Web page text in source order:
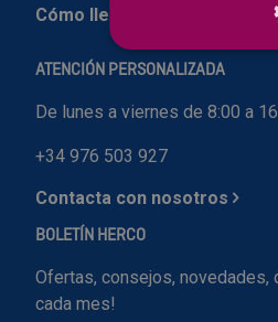
Cómo llegar
ATENCIÓN PERSONALIZADA
De lunes a viernes de 8:00 a
+34 976 503 927
Contacta con nosotros
BOLETÍN HERCO
Ofertas, consejos, novedades,
cada mes!